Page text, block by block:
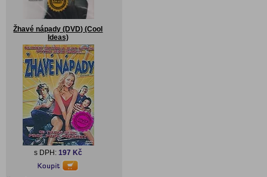
Žhavé nápady (DVD) (Cool
Ideas)
s DPH: 197 Kč